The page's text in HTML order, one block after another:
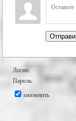
Логин:
Пароль:
запомнить